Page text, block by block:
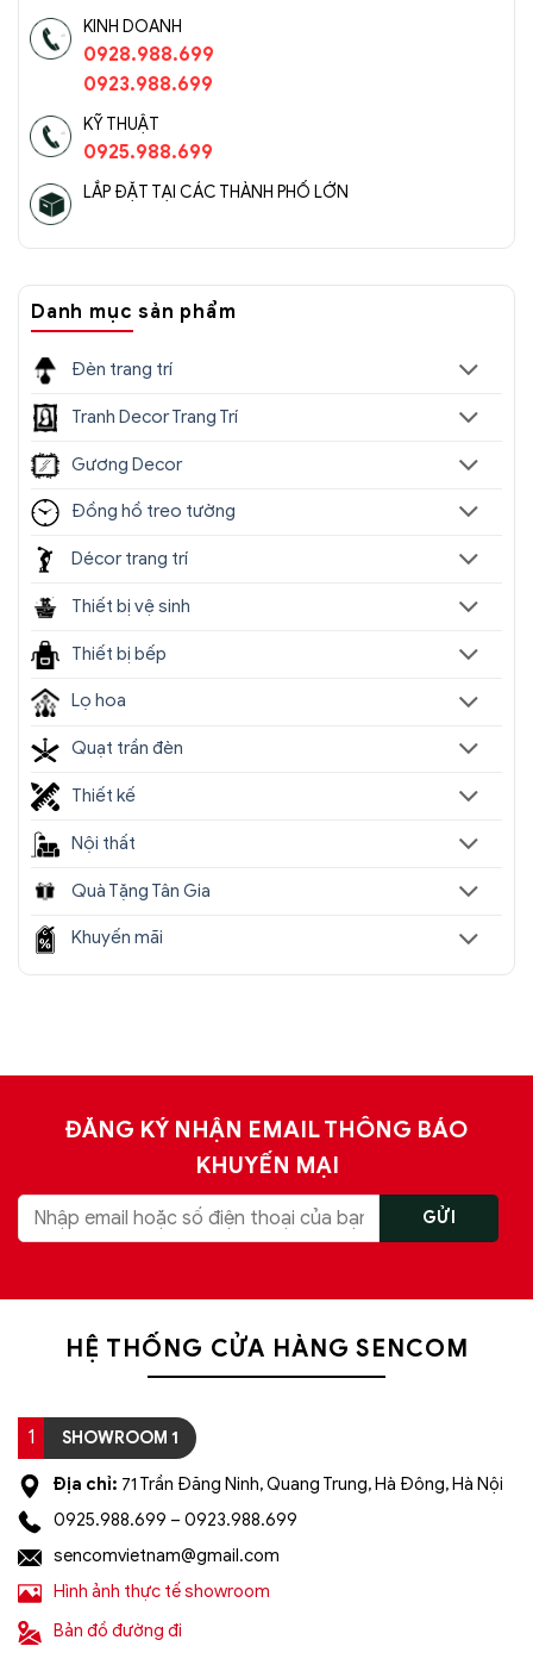
Đèn chùm pha lê cao cấp SC0227-
SR(5)
Đèn chùm pha lê cao cấp SC0227-SR(7)
KINH DOANH
0928.988.699
0923.988.699
KỸ THUẬT
0925.988.699
LẮP ĐẶT TẠI CÁC THÀNH PHỐ LỚN
Danh mục sản phẩm
Đèn trang trí
Tranh Decor Trang Trí
Gương Decor
Đồng hồ treo tường
Décor trang trí
Thiết bị vệ sinh
Thiết bị bếp
Lọ hoa
Quạt trần đèn
Thiết kế
Nội thất
Quà Tặng Tân Gia
Khuyến mãi
ĐĂNG KÝ NHẬN EMAIL THÔNG BÁO
KHUYẾN MẠI
HỆ THỐNG CỬA HÀNG SENCOM
1 SHOWROOM 1
Địa chỉ: 71 Trần Đăng Ninh, Quang Trung, Hà Đông, Hà Nội
0925.988.699 – 0923.988.699
sencomvietnam@gmail.com
Hình ảnh thực tế showroom
Bản đồ đường đi